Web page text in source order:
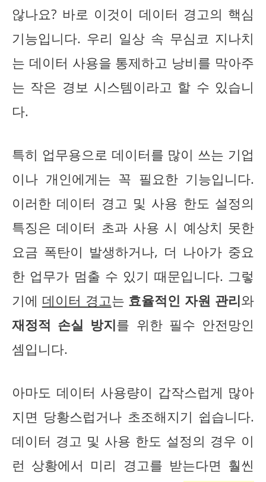
않나요? 바로 이것이 데이터 경고의 핵심
기능입니다. 우리 일상 속 무심코 지나치
는 데이터 사용을 통제하고 낭비를 막아주
는 작은 경보 시스템이라고 할 수 있습니
다.
특히 업무용으로 데이터를 많이 쓰는 기업
이나 개인에게는 꼭 필요한 기능입니다.
이러한 데이터 경고 및 사용 한도 설정의
특징은 데이터 초과 사용 시 예상치 못한
요금 폭탄이 발생하거나, 더 나아가 중요
한 업무가 멈출 수 있기 때문입니다. 그렇
기에 데이터 경고는 효율적인 자원 관리와
재정적 손실 방지를 위한 필수 안전망인
셈입니다.
아마도 데이터 사용량이 갑작스럽게 많아
지면 당황스럽거나 초조해지기 쉽습니다.
데이터 경고 및 사용 한도 설정의 경우 이
런 상황에서 미리 경고를 받는다면 훨씬